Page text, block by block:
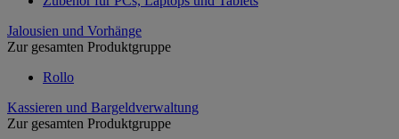
Jalousien und Vorhänge
Zur gesamten Produktgruppe
Rollo
Kassieren und Bargeldverwaltung
Zur gesamten Produktgruppe